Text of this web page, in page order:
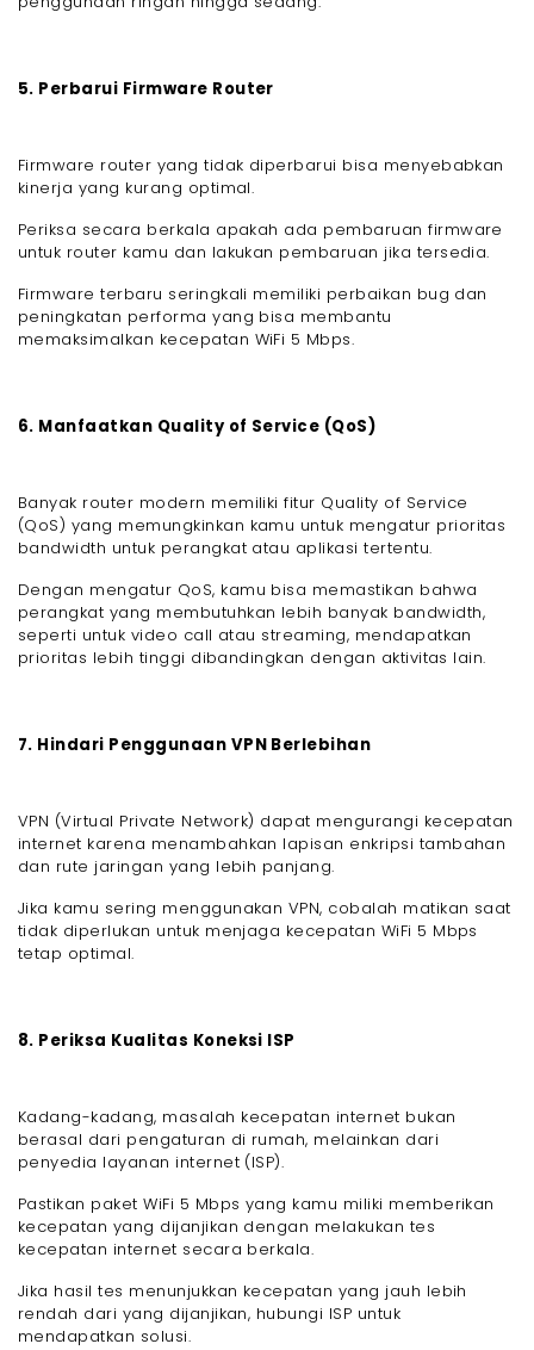
5. Perbarui Firmware Router
Firmware router yang tidak diperbarui bisa menyebabkan
kinerja yang kurang optimal.
Periksa secara berkala apakah ada pembaruan firmware
untuk router kamu dan lakukan pembaruan jika tersedia.
Firmware terbaru seringkali memiliki perbaikan bug dan
peningkatan performa yang bisa membantu
memaksimalkan kecepatan WiFi 5 Mbps.
6. Manfaatkan Quality of Service (QoS)
Banyak router modern memiliki fitur Quality of Service
(QoS) yang memungkinkan kamu untuk mengatur prioritas
bandwidth untuk perangkat atau aplikasi tertentu.
Dengan mengatur QoS, kamu bisa memastikan bahwa
perangkat yang membutuhkan lebih banyak bandwidth,
seperti untuk video call atau streaming, mendapatkan
prioritas lebih tinggi dibandingkan dengan aktivitas lain.
7. Hindari Penggunaan VPN Berlebihan
VPN (Virtual Private Network) dapat mengurangi kecepatan
internet karena menambahkan lapisan enkripsi tambahan
dan rute jaringan yang lebih panjang.
Jika kamu sering menggunakan VPN, cobalah matikan saat
tidak diperlukan untuk menjaga kecepatan WiFi 5 Mbps
tetap optimal.
8. Periksa Kualitas Koneksi ISP
Kadang-kadang, masalah kecepatan internet bukan
berasal dari pengaturan di rumah, melainkan dari
penyedia layanan internet (ISP).
Pastikan paket WiFi 5 Mbps yang kamu miliki memberikan
kecepatan yang dijanjikan dengan melakukan tes
kecepatan internet secara berkala.
Jika hasil tes menunjukkan kecepatan yang jauh lebih
rendah dari yang dijanjikan, hubungi ISP untuk
mendapatkan solusi.